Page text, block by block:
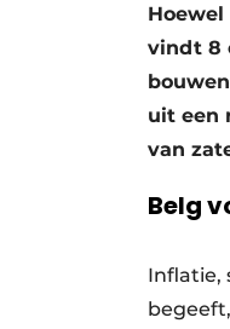
Hoewel
vindt 8
uit een
van
Belg
Inflatie,